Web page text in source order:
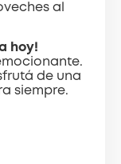
al
hoy!
de una
siempre.